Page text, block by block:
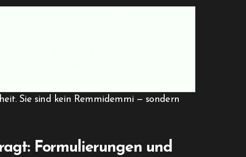
Sie sind kein Remmidemmi — sondern
Formulierungen und